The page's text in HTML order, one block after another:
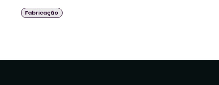
Fabricação